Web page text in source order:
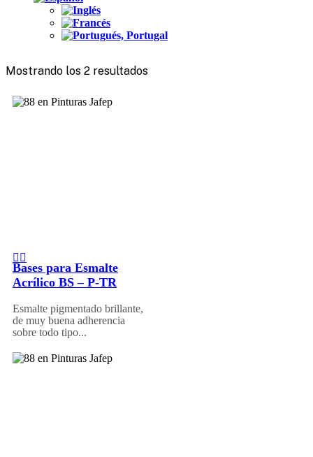
Mostrando los 2 resultados
Bases para Esmalte
Acrílico BS – P-TR
Esmalte pigmentado brillante,
de muy buena adherencia
sobre todo tipo...